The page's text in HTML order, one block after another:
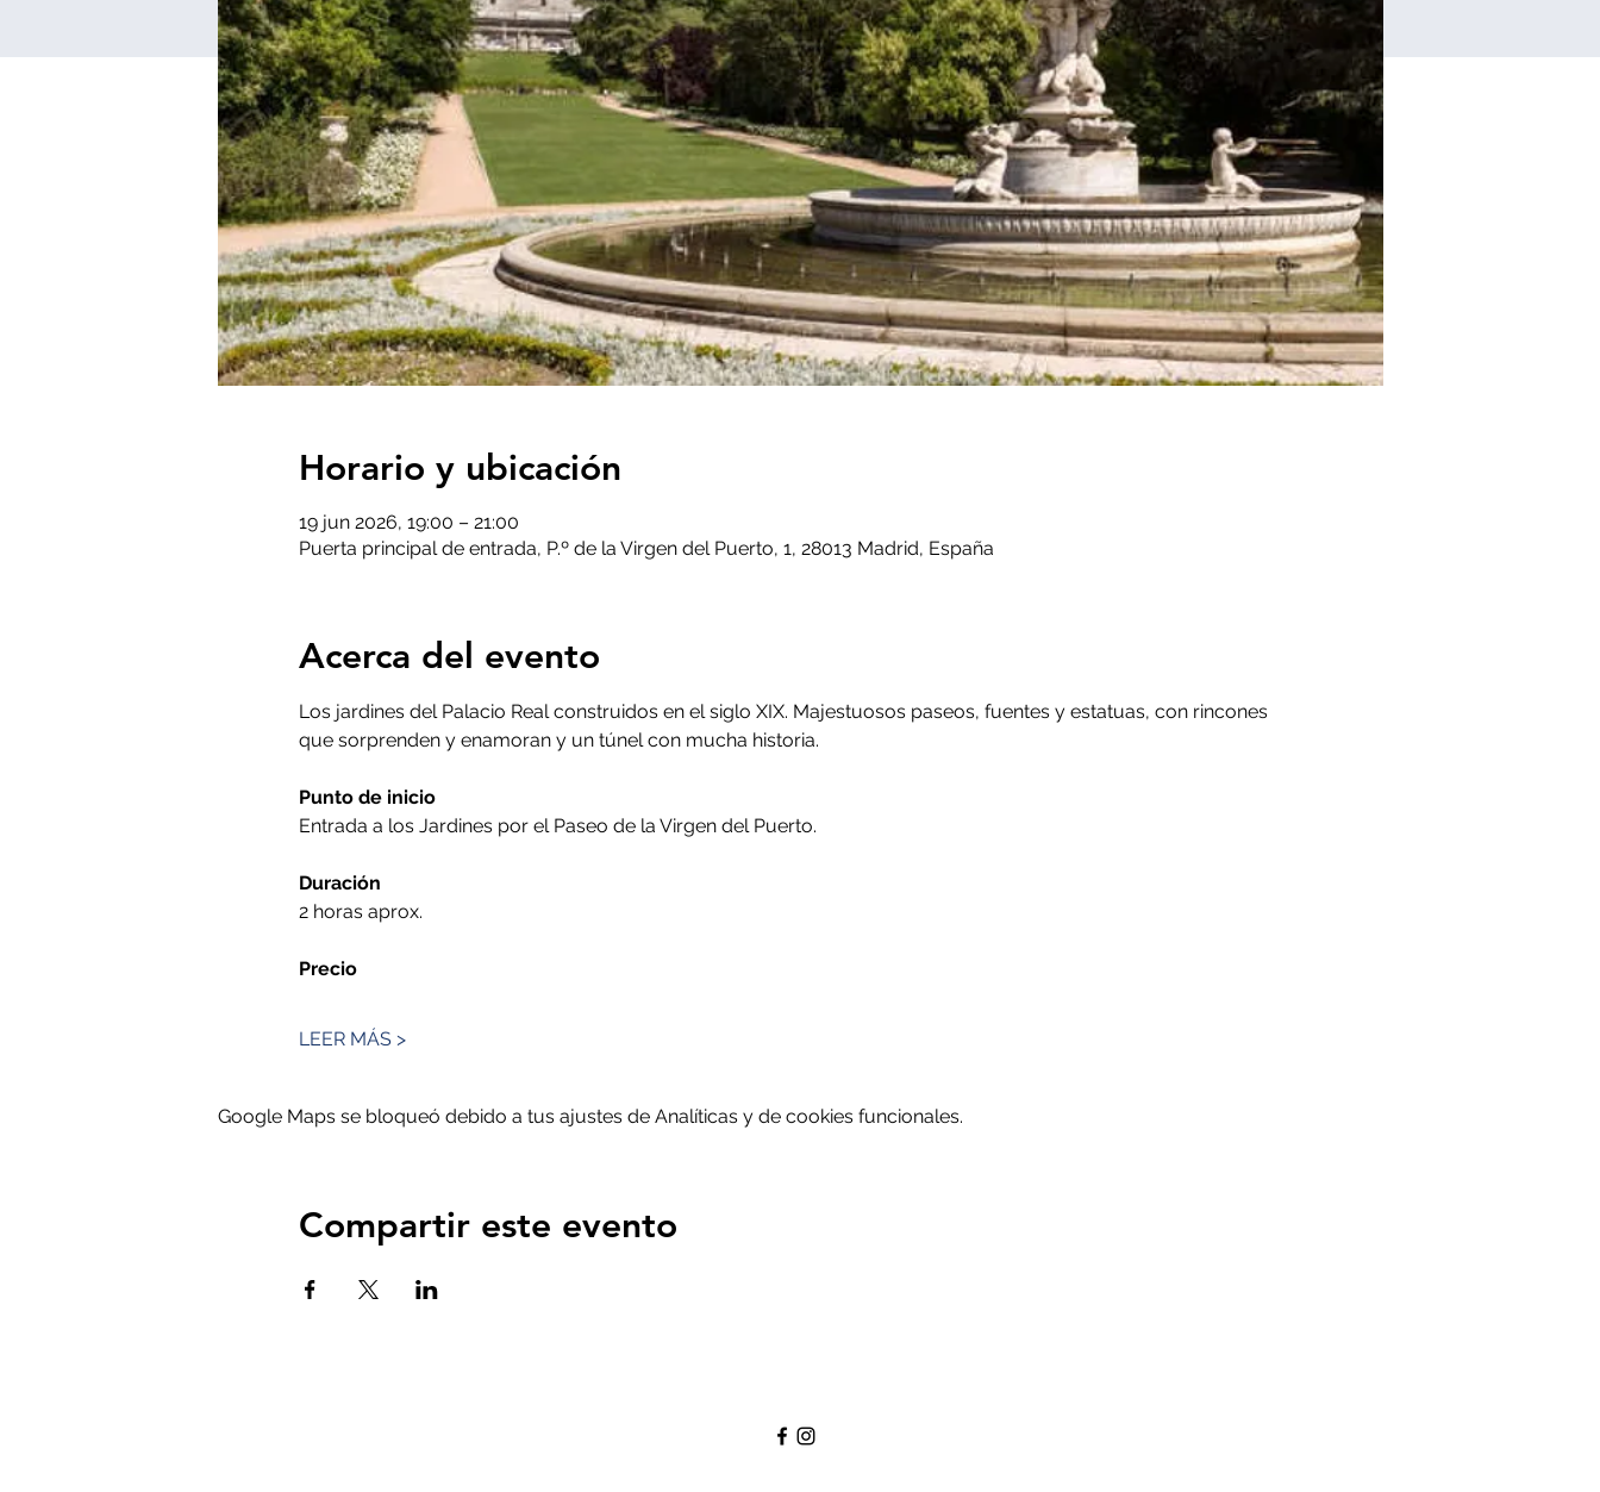
Horario y ubicación
19 jun 2026, 19:00 – 21:00
Puerta principal de entrada, P.º de la Virgen del Puerto, 1, 28013 Madrid, España
Acerca del evento
Los jardines del Palacio Real construidos en el siglo XIX. Majestuosos paseos, fuentes y estatuas, con rincones
que sorprenden y enamoran y un túnel con mucha historia.
Punto de inicio
Entrada a los Jardines por el Paseo de la Virgen del Puerto.
Duración
2 horas aprox.
Precio
LEER MÁS >
Google Maps se bloqueó debido a tus ajustes de Analíticas y de cookies funcionales.
Compartir este evento